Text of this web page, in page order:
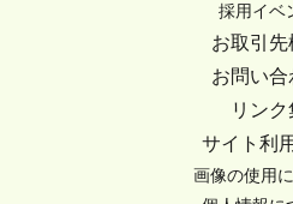
採用イベ
お取引先
お問い合
リンク
サイト利
画像の使用